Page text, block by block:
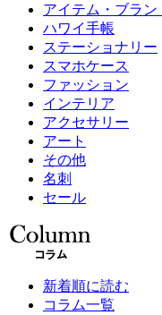
アイテム・ブラン
ハワイ手帳
ステーショナリー
スマホケース
ファッション
インテリア
アクセサリー
アート
その他
名刺
セール
新着順に読む
コラム一覧